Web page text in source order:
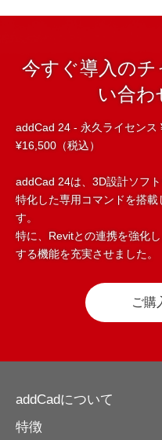
今すぐ導入の
い合わ
addCad 24 - 永久ライセンス
¥16,500（税込）
addCad 24は、3D設計ソフ
特化した専用コマンドを搭
す。
特に、Revitとの連携を強化
する機能を充実させました。
ご購
addCadについて
特徴